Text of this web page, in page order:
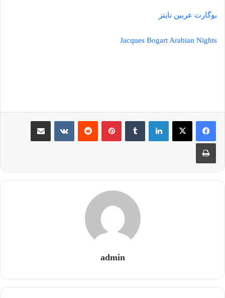
بوگارت عربین نایتز
Jacques Bogart Arabian Nights
لینکدین ‫تامبلر ‫پین‌ترست‫رددیت ‫VKontakteاشتراک گذاری از طریق ایمیل
چاپ
admin